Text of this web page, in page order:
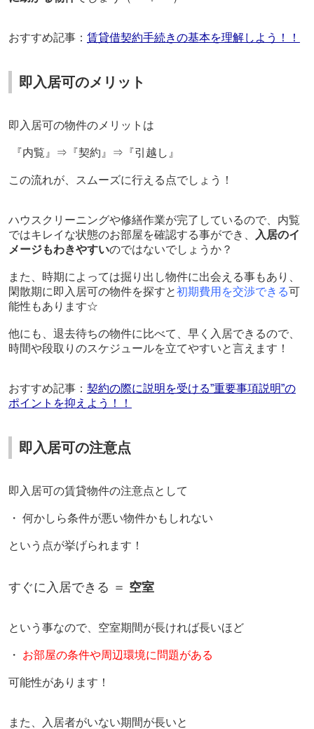
おすすめ記事： 賃貸借契約手続きの基本を理解しよう！！
即入居可のメリット
即入居可の物件のメリットは
『内覧』⇒『契約』⇒『引越し』
この流れが、スムーズに行える点でしょう！
ハウスクリーニングや修繕作業が完了しているので、内覧
ではキレイな状態のお部屋を確認する事ができ、
入居のイ
メージもわきやすいのではないでしょうか？
また、時期によっては掘り出し物件に出会える事もあり、
閑散期に即入居可の物件を探すと初期費用を交渉できる可
能性もあります☆
他にも、退去待ちの物件に比べて、早く入居できるので、
時間や段取りのスケジュールを立てやすいと言えます！
おすすめ記事： 契約の際に説明を受ける”重要事項説明”の
ポイントを抑えよう！！
即入居可の注意点
即入居可の賃貸物件の注意点として
・ 何かしら条件が悪い物件かもしれない
という点が挙げられます！
すぐに入居できる ＝ 空室
という事なので、空室期間が長ければ長いほど
・ お部屋の条件や周辺環境に問題がある
可能性があります！
また、入居者がいない期間が長いと